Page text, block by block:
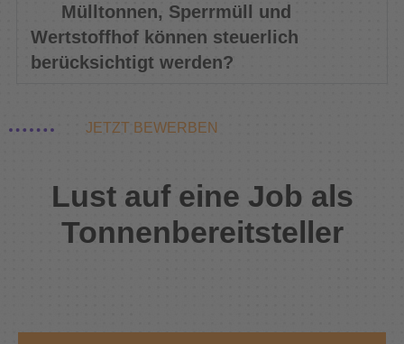
Mülltonnen, Sperrmüll und
Wertstoffhof können steuerlich
berücksichtigt werden?
JETZT BEWERBEN
Lust auf eine Job als
Tonnenbereitsteller